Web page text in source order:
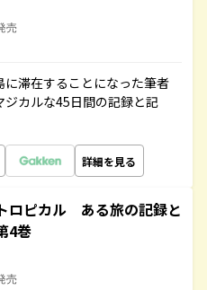
売
滞在することになった筆者
カルな45日間の記録と記
詳細を見る
ロピカル ある旅の記録と
4巻
売